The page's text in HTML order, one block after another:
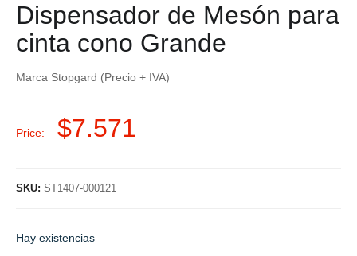
Dispensador de Mesón para
cinta cono Grande
Marca Stopgard (Precio + IVA)
Price: $7.571
SKU: ST1407-000121
Hay existencias